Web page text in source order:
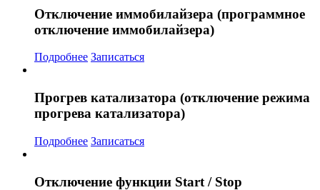
Отключение иммобилайзера (программное
отключение иммобилайзера)
Подробнее Записаться
Прогрев катализатора (отключение режима
прогрева катализатора)
Подробнее Записаться
Отключение функции Start / Stop